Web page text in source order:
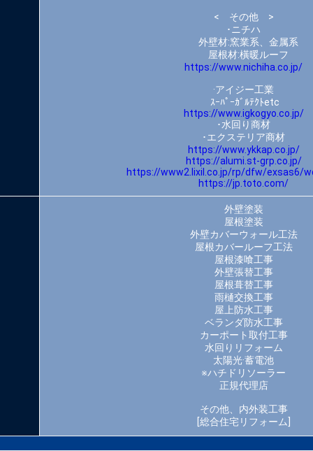
< その他 >
･ニチハ
外壁材:窯業系、金属系
屋根材:橫暖ルーフ
https://www.nichiha.co.jp/
·アイジー工業
ｽｰﾊﾟｰｶﾞﾙﾃｸﾄetc
https://www.igkogyo.co.jp/
･水回り商材
･エクステリア商材
https://www.ykkap.co.jp/
https://alumi.st-grp.co.jp/
https://www2.lixil.co.jp/rp/dfw/exsas6/
https://jp.toto.com/
外壁塗装
屋根塗装
外壁カバーウォール工法
屋根カバールーフ工法
屋根漆喰工事
外壁張替工事
屋根葺替工事
雨樋交換工事
屋上防水工事
ベランダ防水工事
カーポート取付工事
水回りリフォーム
太陽光·蓄電池
※ハチドリソーラー
正規代理店
その他、内外装工事
[総合住宅リフォーム]